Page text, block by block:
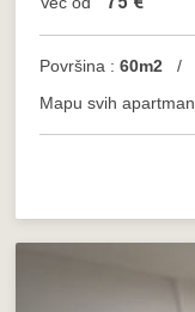
Površina :60m2 /
Mapu svih